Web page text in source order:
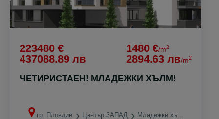
223480 €
437088.89 лв
1480 €/m2
2894.63 лв/m2
ЧЕТИРИСТАЕН! МЛАДЕЖКИ ХЪЛМ!
гр. Пловдив Център ЗАПАД